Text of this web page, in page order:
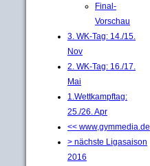
Final-
Vorschau
3. WK-Tag: 14./15.
Nov
2. WK-Tag: 16./17.
Mai
1.Wettkampftag:
25./26. Apr
<< www,gymmedia.de
> nächste Ligasaison
2016